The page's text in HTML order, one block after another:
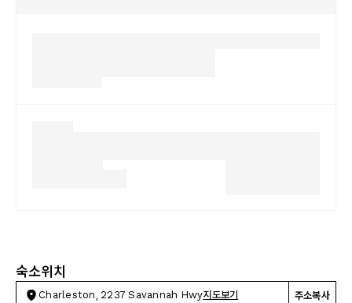
숙소위치
Charleston, 2237 Savannah Hwy지도보기 주소복사